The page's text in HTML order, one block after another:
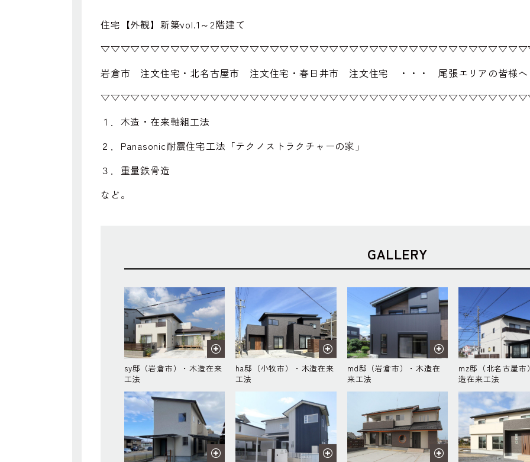
住宅【外観】新築vol.1～2階建て
岩倉市 注文住宅・北名古屋市 注文住宅・春日井市 注文住宅 ・・・ 尾張エリアの皆様へ
１．木造・在来軸組工法
２．Panasonic耐震住宅工法「テクノストラクチャーの家」
３．重量鉄骨造
など。
GALLERY
sy邸（岩倉市）・木造在来
工法
ha邸（小牧市）・木造在来
工法
md邸（岩倉市）・木造在
来工法
mz邸（北名古屋市
造在来工法